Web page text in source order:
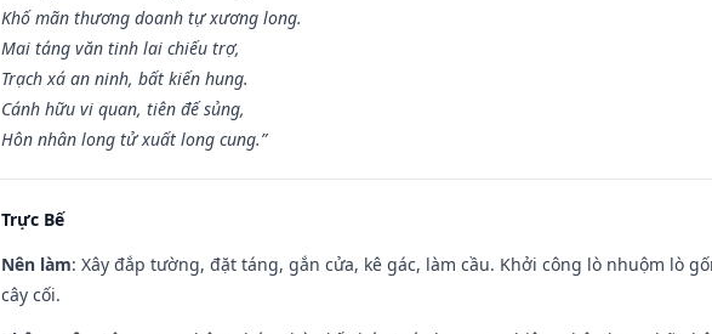
Khố mãn thương doanh tự xương long.
Mai táng văn tinh lai chiếu trợ,
Trạch xá an ninh, bất kiến hung.
Cánh hữu vi quan, tiên đế sủng,
Hôn nhân long tử xuất long cung.”
Trực Bế
Nên làm: Xây đắp tường, đặt táng, gắn cửa, kê gác, làm cầu. Khởi công lò nhuộm lò
cây cối.